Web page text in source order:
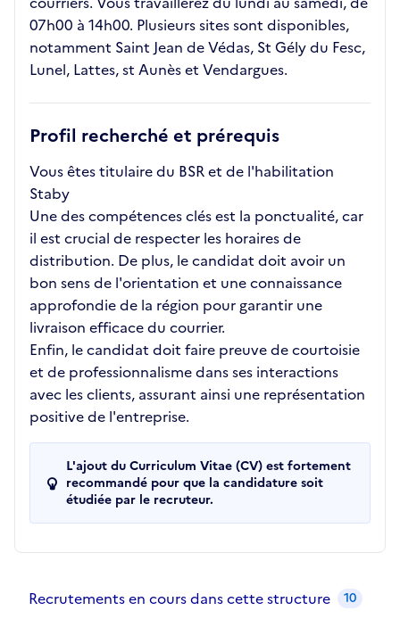
07h00 à 14h00. Plusieurs sites sont disponibles,
notamment Saint Jean de Védas, St Gély du Fesc,
Lunel, Lattes, st Aunès et Vendargues.
Profil recherché et prérequis
Vous êtes titulaire du BSR et de l'habilitation
Staby
Une des compétences clés est la ponctualité, car
il est crucial de respecter les horaires de
distribution. De plus, le candidat doit avoir un
bon sens de l'orientation et une connaissance
approfondie de la région pour garantir une
livraison efficace du courrier.
Enfin, le candidat doit faire preuve de courtoisie
et de professionnalisme dans ses interactions
avec les clients, assurant ainsi une représentation
positive de l'entreprise.
L'ajout du Curriculum Vitae (CV) est fortement
recommandé pour que la candidature soit
étudiée par le recruteur.
Recrutements en cours dans cette structure 10